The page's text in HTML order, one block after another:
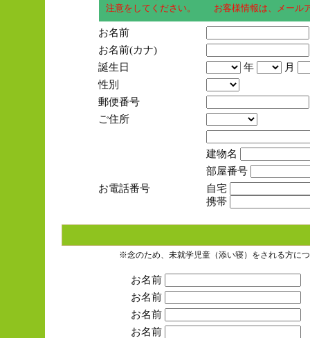
注意をしてください。 お客様情報は、メール
お名前
お名前(カナ)
誕生日
年
月
性別
郵便番号
ご住所
建物名
部屋番号
お電話番号
自宅
携帯
※念のため、未就学児童（添い寝）をされる方に
お名前
お名前
お名前
お名前